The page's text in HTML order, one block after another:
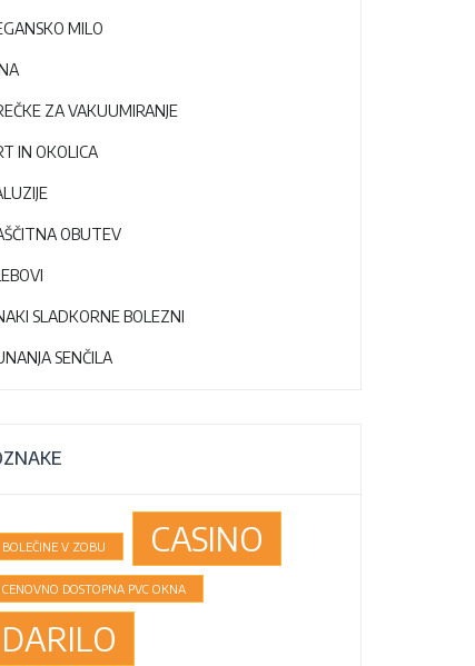
MILO
ZA VAKUUMIRANJE
IN OKOLICA
OBUTEV
SLADKORNE BOLEZNI
SENČILA
BOLEČINE V ZOBU CASINO
CENOVNO DOSTOPNA PVC OKNA
DARILO